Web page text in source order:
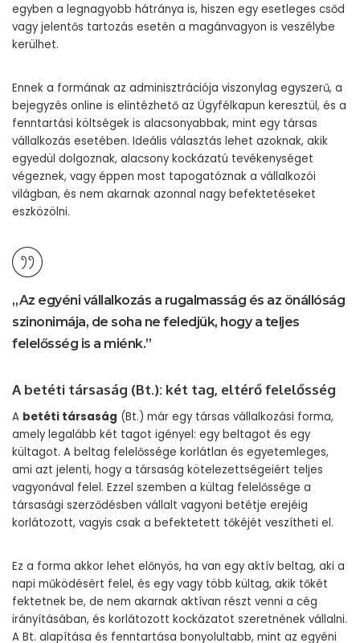
egyben a legnagyobb hátránya is, hiszen egy esetleges csőd
vagy jelentős tartozás esetén a magánvagyon is veszélybe
kerülhet.
Ennek a formának az adminisztrációja viszonylag egyszerű, a
bejegyzés online is elintézhető az Ügyfélkapun keresztül, és a
fenntartási költségek is alacsonyabbak, mint egy társas
vállalkozás esetében. Ideális választás lehet azoknak, akik
egyedül dolgoznak, alacsony kockázatú tevékenységet
végeznek, vagy éppen most tapogatóznak a vállalkozói
világban, és nem akarnak azonnal nagy befektetéseket
eszközölni.
„Az egyéni vállalkozás a rugalmasság és az önállóság
szinonimája, de soha ne feledjük, hogy a teljes
felelősség is a miénk.”
A betéti társaság (Bt.): két tag, eltérő felelősség
A betéti társaság (Bt.) már egy társas vállalkozási forma,
amely legalább két tagot igényel: egy beltagot és egy
kültagot. A beltag felelőssége korlátlan és egyetemleges,
ami azt jelenti, hogy a társaság kötelezettségeiért teljes
vagyonával felel. Ezzel szemben a kültag felelőssége a
társasági szerződésben vállalt vagyoni betétje erejéig
korlátozott, vagyis csak a befektetett tőkéjét veszítheti el.
Ez a forma akkor lehet előnyös, ha van egy aktív beltag, aki a
napi működésért felel, és egy vagy több kültag, akik tőkét
fektetnek be, de nem akarnak aktívan részt venni a cég
irányításában, és korlátozott kockázatot szeretnének vállalni.
A Bt. alapítása és fenntartása bonyolultabb, mint az egyéni